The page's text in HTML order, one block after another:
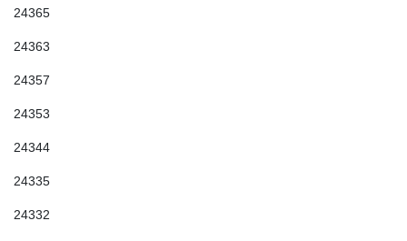
24365
24363
24357
24353
24344
24335
24332